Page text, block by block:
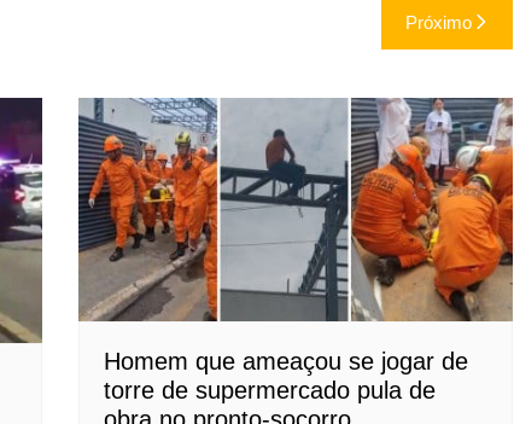
Próximo
Homem que ameaçou se jogar de
torre de supermercado pula de